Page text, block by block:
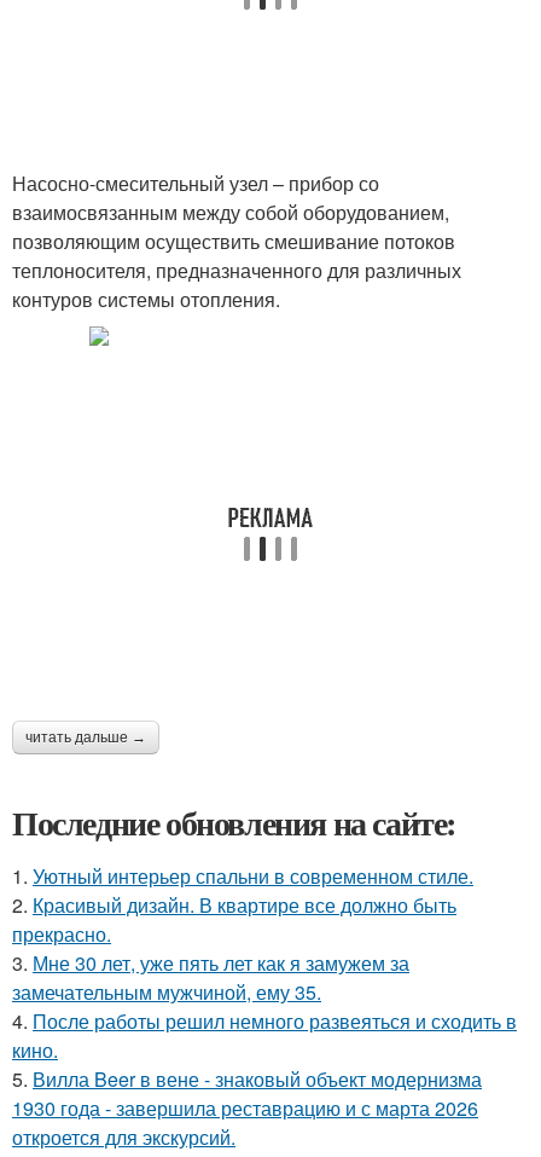
Насосно-смесительный узел – прибор со
взаимосвязанным между собой оборудованием,
позволяющим осуществить смешивание потоков
теплоносителя, предназначенного для различных
контуров системы отопления.
читать дальше →
Последние обновления на сайте:
1. Уютный интерьер спальни в современном стиле.
2. Красивый дизайн. В квартире все должно быть
прекрасно.
3. Мне 30 лет, уже пять лет как я замужем за
замечательным мужчиной, ему 35.
4. После работы решил немного развеяться и сходить в
кино.
5. Вилла Beer в вене - знаковый объект модернизма
1930 года - завершила реставрацию и с марта 2026
откроется для экскурсий.